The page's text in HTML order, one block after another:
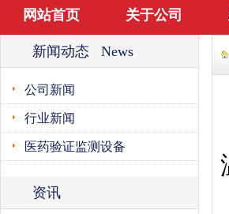
网站首页 关于公司
新闻动态 News
公司新闻
行业新闻
医药验证监测设备
资讯